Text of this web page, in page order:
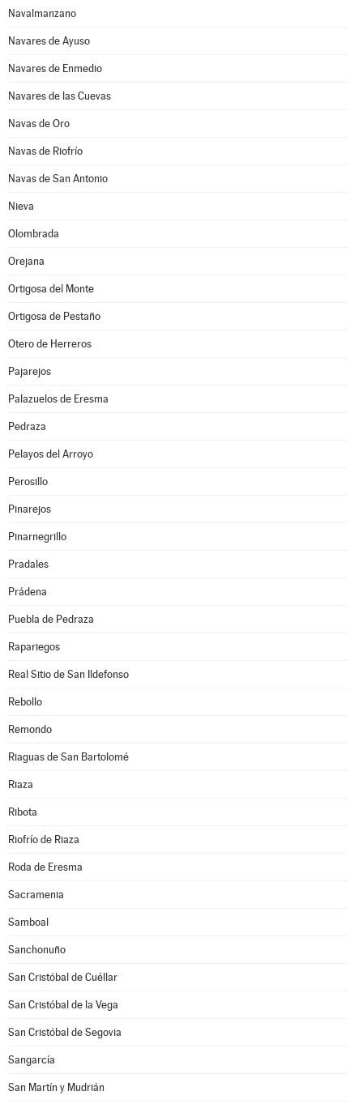
Navalmanzano
Navares de Ayuso
Navares de Enmedio
Navares de las Cuevas
Navas de Oro
Navas de Riofrío
Navas de San Antonio
Nieva
Olombrada
Orejana
Ortigosa del Monte
Ortigosa de Pestaño
Otero de Herreros
Pajarejos
Palazuelos de Eresma
Pedraza
Pelayos del Arroyo
Perosillo
Pinarejos
Pinarnegrillo
Pradales
Prádena
Puebla de Pedraza
Rapariegos
Real Sitio de San Ildefonso
Rebollo
Remondo
Riaguas de San Bartolomé
Riaza
Ribota
Riofrío de Riaza
Roda de Eresma
Sacramenia
Samboal
Sanchonuño
San Cristóbal de Cuéllar
San Cristóbal de la Vega
San Cristóbal de Segovia
Sangarcía
San Martín y Mudrián